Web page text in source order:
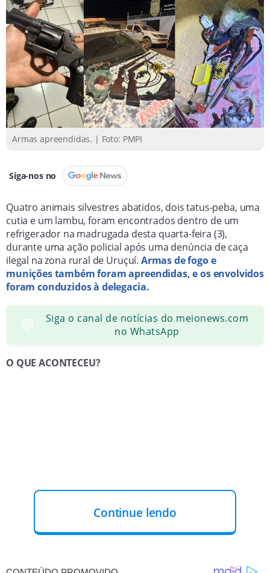
refrigerador durante uma ação policial.
Ação foi realizada pela 3ª CIPA e apoio da 3ª
Companhia do 10º BPM, após denúncia de caça
ilegal.
Armas de fogo e munições foram apreendidas,
incluindo três espingardas e um revólver.
Os envolvidos foram conduzidos à delegacia para
adoção dos procedimentos legais cabíveis.
Armas apreendidas. | Foto: PMPI
Siga-nos no
Quatro animais silvestres abatidos, dois tatus-peba, uma
cutia e um lambu, foram encontrados dentro de um
refrigerador na madrugada desta quarta-feira (3),
durante uma ação policial após uma denúncia de caça
ilegal na zona rural de Uruçuí. Armas de fogo e
munições também foram apreendidas, e os envolvidos
foram conduzidos à delegacia.
💬
Siga o canal de notícias do meionews.com
no WhatsApp
O QUE ACONTECEU?
Continue lendo